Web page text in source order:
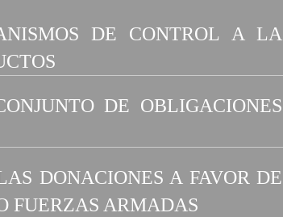
DE CONTROL A LA
DE OBLIGACIONES
DONACIONES A FAVOR DE
FUERZAS ARMADAS